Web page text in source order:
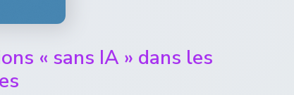
« sans IA » dans les